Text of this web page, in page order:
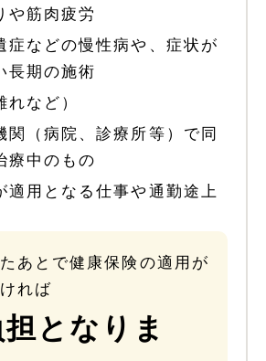
や筋肉疲労
症などの慢性病や、症状が
長期の施術
れなど）
関（病院、診療所等）で同
療中のもの
適用となる仕事や通勤途上
あとで健康保険の適用が
れば
となりま